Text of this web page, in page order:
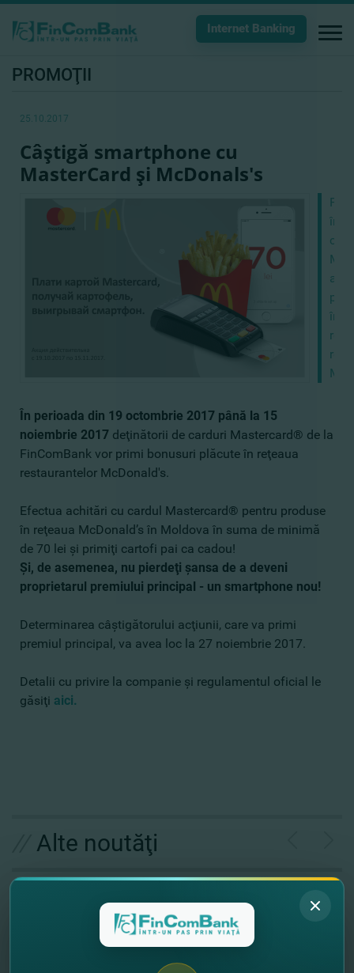
Internet Banking
PROMOŢII
25.10.2017
Câştigă smartphone cu
MasterCard şi McDonals's
cu
în
În perioada din 19 octombrie 2017 până la 15
noiembrie 2017 deţinătorii de carduri Mastercard® de la
FinComBank vor primi bonusuri plăcute în reţeaua
restaurantelor McDonald's.
Efectua achitări cu cardul Mastercard® pentru produse
în reţeaua McDonald’s în Moldova în suma de minimă
de 70 lei şi primiţi cartofi pai ca cadou!
Şi, de asemenea, nu pierdeţi şansa de a deveni
proprietarul premiului principal - un smartphone nou!
Determinarea câştigătorului acţiunii, care va primi
premiul principal, va avea loc la 27 noiembrie 2017.
Detalii cu privire la companie şi regulamentul oficial le
găsiţi aici.
Alte noutăţi